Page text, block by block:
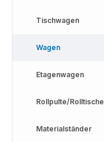
Tischwagen
Wagen
Etagenwagen
Rollpulte/Rolltische
Materialständer